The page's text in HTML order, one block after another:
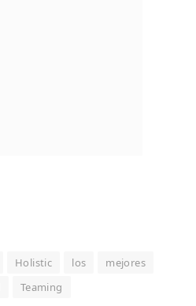
Holistic los
mejores
Teaming